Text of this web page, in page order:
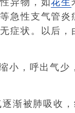
异物，如花生
等急性支气管炎
症状。以后，
，呼出气少
渐被肺吸收，